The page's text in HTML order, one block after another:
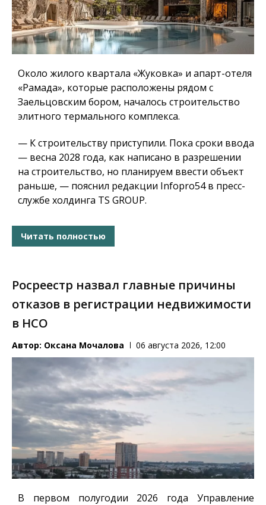
Около жилого квартала «Жуковка» и апарт-отеля
«Рамада», которые расположены рядом с
Заельцовским бором, началось строительство
элитного термального комплекса.
— К строительству приступили. Пока сроки ввода
— весна 2028 года, как написано в разрешении
на строительство, но планируем ввести объект
раньше, — пояснил редакции Infopro54 в пресс-
службе холдинга TS GROUP.
Читать полностью
Росреестр назвал главные причины
отказов в регистрации недвижимости
в НСО
Автор: Оксана Мочалова 06 августа 2026, 12:00
В первом полугодии 2026 года Управление